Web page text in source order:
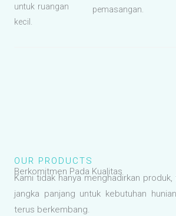
untuk ruangan
kecil.
pemasangan.
OUR PRODUCTS
Berkomitmen Pada Kualitas
Kami tidak hanya menghadirkan
jangka panjang untuk kebutuhan
terus berkembang.